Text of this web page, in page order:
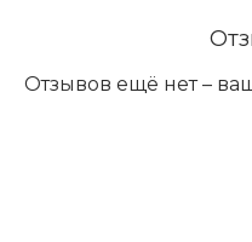
Отзывов ещё нет –